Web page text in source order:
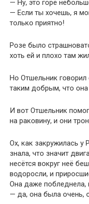
— Ну, это горе
— Если ты хочешь, я
только приятно!
Розе было
хоть ей и плохо там
Но Отшельник говорил
таким добрым, что она
И вот Отшельник
на раковину, и они
Ох, как закружилась
знала, что значит
несётся вокруг неё
водоросли, и
Она даже побледнела,
— да, она была очень,